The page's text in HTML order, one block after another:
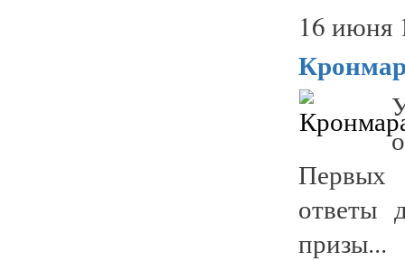
16 июня
Первых
ответы
призы...